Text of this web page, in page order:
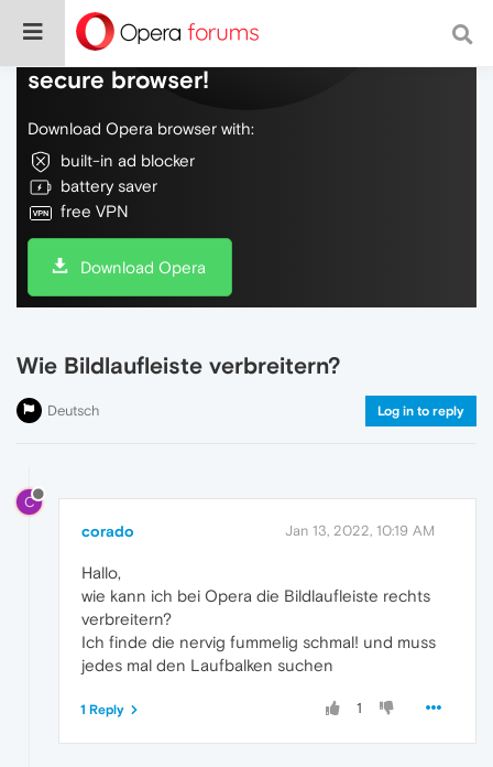
Do more on the web, with a fast and
secure browser!
Download Opera browser with:
built-in ad blocker
battery saver
free VPN
Download Opera
Wie Bildlaufleiste verbreitern?
Deutsch Log in to reply
C
corado Jan 13, 2022, 10:19 AM
Hallo,
wie kann ich bei Opera die Bildlaufleiste rechts
verbreitern?
Ich finde die nervig fummelig schmal! und muss
jedes mal den Laufbalken suchen
1
1 Reply